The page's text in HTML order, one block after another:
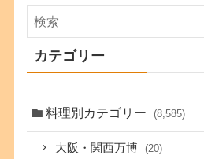
カテゴリー
料理別カテゴリー (8,585)
大阪・関西万博 (20)